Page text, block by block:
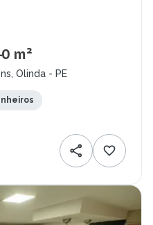
m²
Olinda - PE